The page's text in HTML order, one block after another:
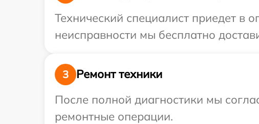
Технический специалист приедет в
неисправности мы бесплатно
3
Ремонт техники
После полной диагностики мы
ремонтные операции.